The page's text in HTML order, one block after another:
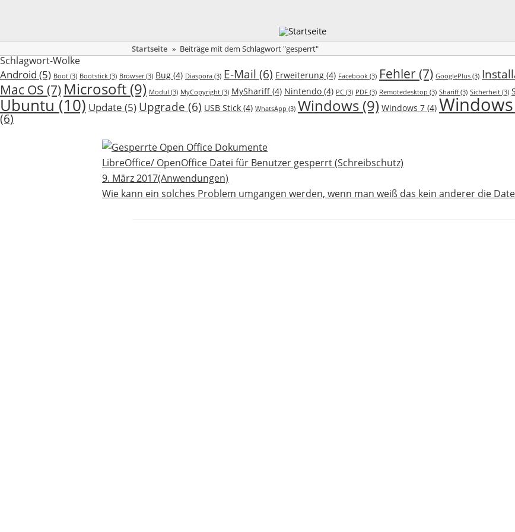
Startseite » Beiträge mit dem Schlagwort "gesperrt"
Schlagwort-Wolke
Android (5) Boot (3) Bootstick (3) Browser(3) Bug (4) Diaspora (3) E-Mail (6) Erweiterung (4) Facebook (3) Fehler(7) GooglePlus (3)
Mac OS (7) Microsoft (9) Modul (3) MyCopyright (3) MyShariff (4) Nintendo (4) PC (3) PDF (3) Remotedesktop (3) Shariff(3) Sicherheit (3)
Ubuntu (10) Update (5) Upgrade (6) USB Stick (4) WhatsApp (3) Windows (9) Windows 7 (4)
(6)
LibreOffice/ OpenOffice Datei für Benutzer gesperrt (Schreibschutz)
9. März 2017(Anwendungen)
Wie kann ein solches Problem umgangen werden, wenn man weiß das kein anderer die